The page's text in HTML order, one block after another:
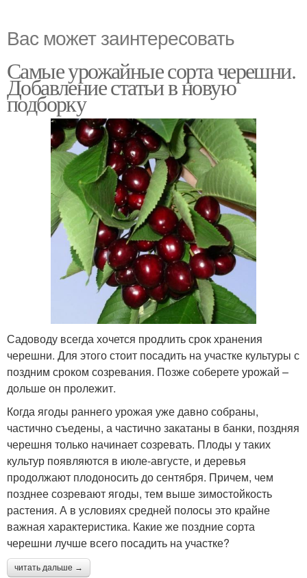
Вас может заинтересовать
Самые урожайные сорта черешни.
Добавление статьи в новую
подборку
Садоводу всегда хочется продлить срок хранения
черешни. Для этого стоит посадить на участке культуры с
поздним сроком созревания. Позже соберете урожай –
дольше он пролежит.
Когда ягоды раннего урожая уже давно собраны,
частично съедены, а частично закатаны в банки, поздняя
черешня только начинает созревать. Плоды у таких
культур появляются в июле-августе, и деревья
продолжают плодоносить до сентября. Причем, чем
позднее созревают ягоды, тем выше зимостойкость
растения. А в условиях средней полосы это крайне
важная характеристика. Какие же поздние сорта
черешни лучше всего посадить на участке?
читать дальше →